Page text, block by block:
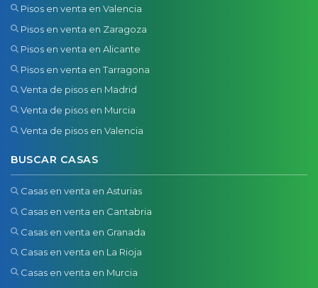
Pisos en venta en Valencia
Pisos en venta en Zaragoza
Pisos en venta en Alicante
Pisos en venta en Tarragona
Venta de pisos en Madrid
Venta de pisos en Murcia
Venta de pisos en Valencia
BUSCAR CASAS
Casas en venta en Asturias
Casas en venta en Cantabria
Casas en venta en Granada
Casas en venta en La Rioja
Casas en venta en Murcia